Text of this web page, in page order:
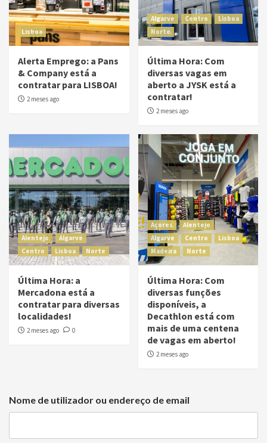
Lisboa
Alerta Emprego: a Pans
& Company está a
contratar para LISBOA!
2 meses ago
Algarve Centro
Lisboa
Norte
Última Hora: Com
diversas vagas em
aberto a JYSK está a
contratar!
2 meses ago
Alentejo
Algarve
Centro
Lisboa Norte
Última Hora: a
Mercadona está a
contratar para diversas
localidades!
2 meses ago 0
Açores
Alentejo
Algarve
Centro
Lisboa
Madeira
Norte
Última Hora: Com
diversas funções
disponíveis, a
Decathlon está com
mais de uma centena
de vagas em aberto!
2 meses ago
Nome de utilizador ou endereço de email